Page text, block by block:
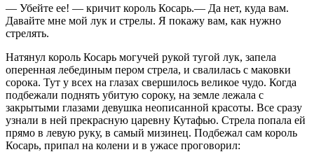
— Убейте ее! — кричит король Косарь.— Да нет, куда вам.
Давайте мне мой лук и стрелы. Я покажу вам, как нужно
стрелять.
Натянул король Косарь могучей рукой тугой лук, запела
оперенная лебединым пером стрела, и свалилась с маковки
сорока. Тут у всех на глазах свершилось великое чудо. Когда
подбежали поднять убитую сороку, на земле лежала с
закрытыми глазами девушка неописанной красоты. Все сразу
узнали в ней прекрасную царевну Кутафью. Стрела попала ей
прямо в левую руку, в самый мизинец. Подбежал сам король
Косарь, припал на колени и в ужасе проговорил: